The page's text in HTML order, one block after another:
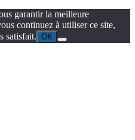
garantir la meilleure
continuez à utiliser ce site,
satisfait. OK